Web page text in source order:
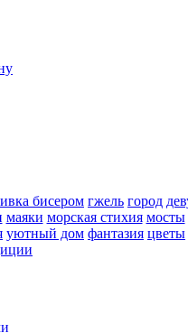
бисером гжель город
маяки морская стихия мосты
уютный дом фантазия цветы